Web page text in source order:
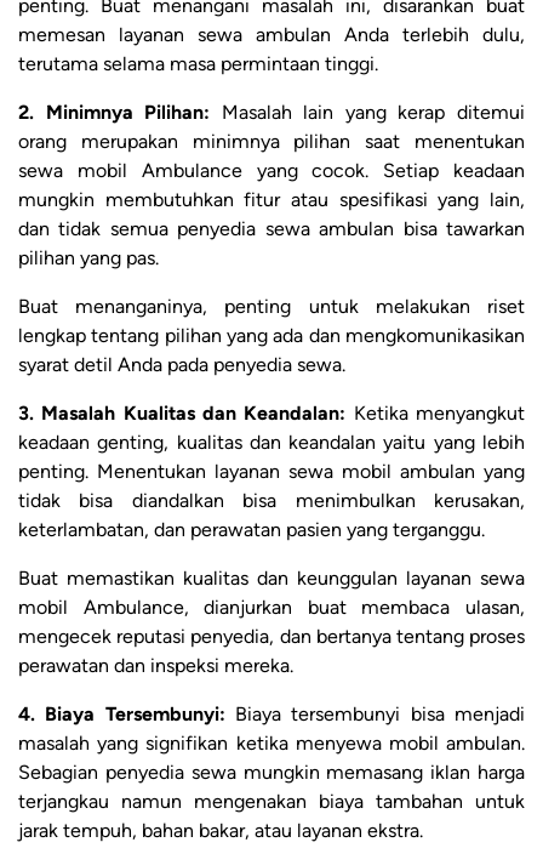
penting. Buat menangani masalah ini, disarankan buat
memesan layanan sewa ambulan Anda terlebih dulu,
terutama selama masa permintaan tinggi.
2. Minimnya Pilihan: Masalah lain yang kerap ditemui
orang merupakan minimnya pilihan saat menentukan
sewa mobil Ambulance yang cocok. Setiap keadaan
mungkin membutuhkan fitur atau spesifikasi yang lain,
dan tidak semua penyedia sewa ambulan bisa tawarkan
pilihan yang pas.
Buat menanganinya, penting untuk melakukan riset
lengkap tentang pilihan yang ada dan mengkomunikasikan
syarat detil Anda pada penyedia sewa.
3. Masalah Kualitas dan Keandalan: Ketika menyangkut
keadaan genting, kualitas dan keandalan yaitu yang lebih
penting. Menentukan layanan sewa mobil ambulan yang
tidak bisa diandalkan bisa menimbulkan kerusakan,
keterlambatan, dan perawatan pasien yang terganggu.
Buat memastikan kualitas dan keunggulan layanan sewa
mobil Ambulance, dianjurkan buat membaca ulasan,
mengecek reputasi penyedia, dan bertanya tentang proses
perawatan dan inspeksi mereka.
4. Biaya Tersembunyi: Biaya tersembunyi bisa menjadi
masalah yang signifikan ketika menyewa mobil ambulan.
Sebagian penyedia sewa mungkin memasang iklan harga
terjangkau namun mengenakan biaya tambahan untuk
jarak tempuh, bahan bakar, atau layanan ekstra.